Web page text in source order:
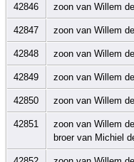
42846 zoon van Willem
42847 zoon van Willem
42848 zoon van Willem
42849 zoon van Willem
42850 zoon van Willem
42851
zoon van Willem
broer van Michiel